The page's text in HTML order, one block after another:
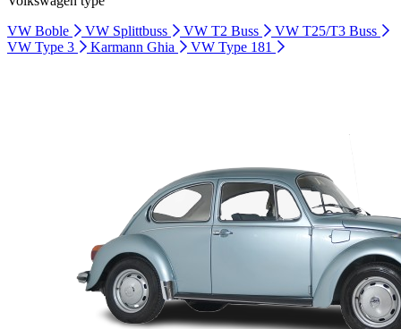
VW Boble
VW Splittbuss VW T2 Buss
VW T25/T3 Buss
VW Type 3
Karmann Ghia VW Type 181